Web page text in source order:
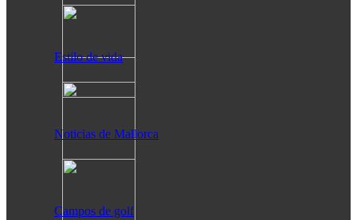
Estilo de vida
Noticias de Mallorca
Campos de golf